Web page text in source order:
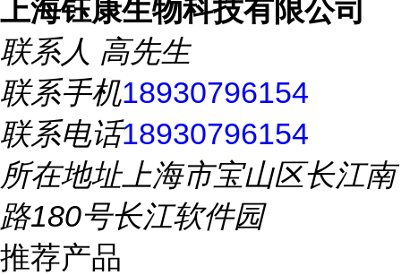
上海钰康生物科技有限公司
联系人 高先生
联系手机18930796154
联系电话18930796154
所在地址上海市宝山区长江南
路180号长江软件园
推荐产品